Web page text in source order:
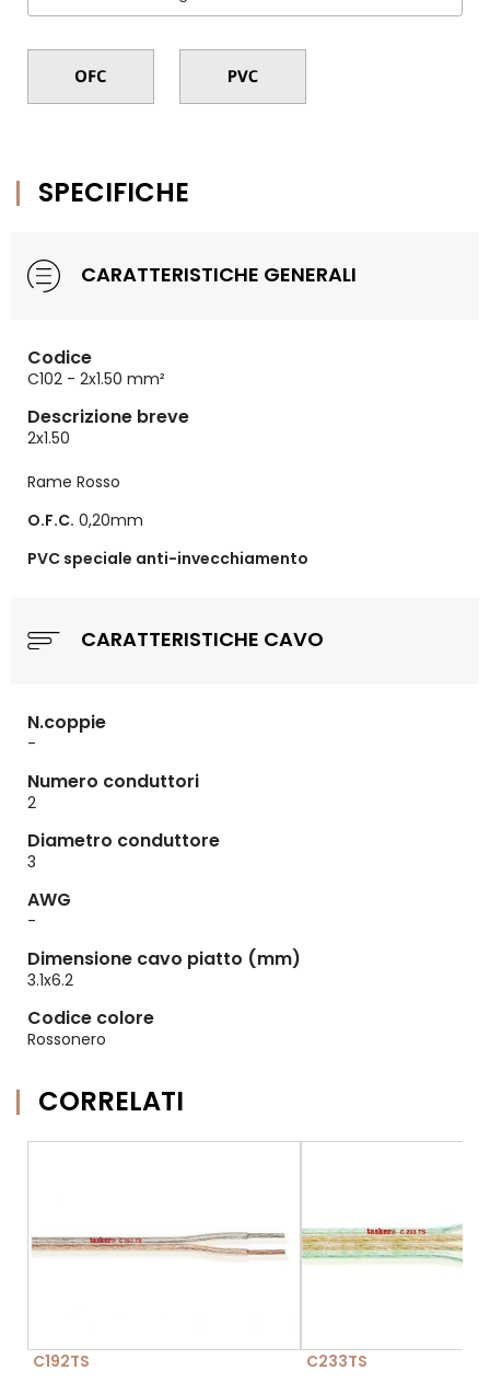
SPECIFICHE
CARATTERISTICHE GENERALI
Codice
C102 - 2x1.50 mm²
Descrizione breve
2x1.50
Rame Rosso
O.F.C. 0,20mm
PVC speciale anti-invecchiamento
CARATTERISTICHE CAVO
N.coppie
-
Numero conduttori
2
Diametro conduttore
3
AWG
-
Dimensione cavo piatto (mm)
3.1x6.2
Codice colore
Rossonero
CORRELATI
C192TS
C233TS